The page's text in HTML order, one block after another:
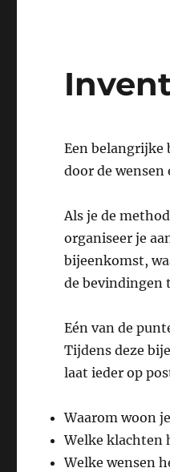
Een belangrijke
door de wensen
Als je de
organiseer je
bijeenkomst,
de bevindingen
Eén van de
Tijdens deze
laat ieder op
Waarom woon
Welke klachten
Welke wensen